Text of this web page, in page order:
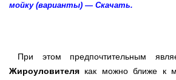
мойку (варианты) — Скачать.
При этом предпочтительным
Жироуловителя как можно ближе к